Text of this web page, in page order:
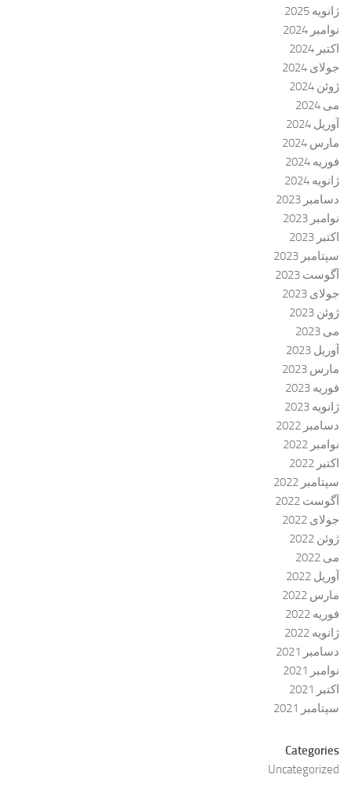
ژانویه 2025
نوامبر 2024
اکتبر 2024
جولای 2024
ژوئن 2024
می 2024
آوریل 2024
مارس 2024
فوریه 2024
ژانویه 2024
دسامبر 2023
نوامبر 2023
اکتبر 2023
سپتامبر 2023
آگوست 2023
جولای 2023
ژوئن 2023
می 2023
آوریل 2023
مارس 2023
فوریه 2023
ژانویه 2023
دسامبر 2022
نوامبر 2022
اکتبر 2022
سپتامبر 2022
آگوست 2022
جولای 2022
ژوئن 2022
می 2022
آوریل 2022
مارس 2022
فوریه 2022
ژانویه 2022
دسامبر 2021
نوامبر 2021
اکتبر 2021
سپتامبر 2021
Categories
Uncategorized